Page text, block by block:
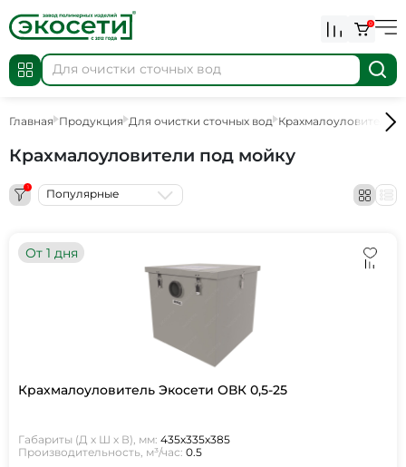
0
Главная Продукция Для очистки сточных вод Крахмалоуловители
Крахмалоуловители под мойку
1 Популярные
От 1 дня
Крахмалоуловитель Экосети ОВК 0,5-25
Габариты (Д х Ш х В), мм: 435х335х385
Производительность, м³/час: 0.5